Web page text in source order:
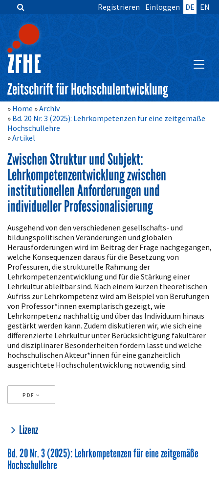
Zum
springen
Hauptnavigation
Inhalt
Sidebar
Registrieren Einloggen DE EN
Zeitschrift für Hochschulentwicklung
Home
Archiv
Bd. 20 Nr. 3 (2025): Lehrkompetenzen für eine zeitgemäße
Hochschullehre
Artikel
Zwischen Struktur und Subjekt:
Lehrkompetenzentwicklung zwischen
institutionellen Anforderungen und
individueller Professionalisierung
Artikelinhalt
Ausgehend von den verschiedenen gesellschafts- und
bildungspolitischen Veränderungen und globalen
Herausforderungen wird im Beitrag der Frage nachgegangen,
welche Konsequenzen daraus für die Besetzung von
Professuren, die strukturelle Rahmung der
Lehrkompetenzentwicklung und für die Stärkung einer
Lehrkultur ableitbar sind. Nach einem kurzen theoretischen
Aufriss zur Lehrkompetenz wird am Beispiel von Berufungen
von Professor*innen exemplarisch gezeigt, wie
Lehrkompetenz nachhaltig und über das Individuum hinaus
gestärkt werden kann. Zudem diskutieren wir, wie sich eine
differenzierte Lehrkultur unter Berücksichtigung fakultärer
und disziplinärer Besonderheiten fördern lässt und welche
hochschulischen Akteur*innen für eine ganzheitlich
ausgerichtete Hochschulentwicklung notwendig sind.
PDF
Artikeldetails
Lizenz
Bd. 20 Nr. 3 (2025): Lehrkompetenzen für eine zeitgemäße
Hochschullehre